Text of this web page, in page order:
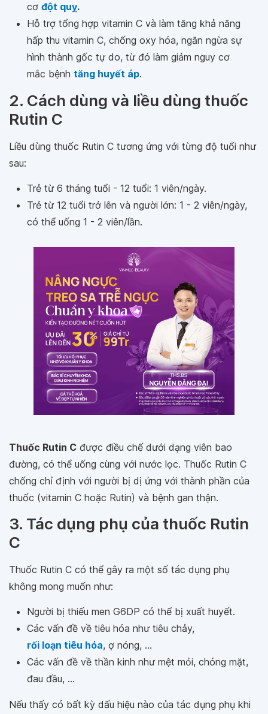
cơ đột quỵ.
Hỗ trợ tổng hợp vitamin C và làm tăng khả năng
hấp thu vitamin C, chống oxy hóa, ngăn ngừa sự
hình thành gốc tự do, từ đó làm giảm nguy cơ
mắc bệnh tăng huyết áp.
2. Cách dùng và liều dùng thuốc
Rutin C
Liều dùng thuốc Rutin C tương ứng với từng độ tuổi như
sau:
Trẻ từ 6 tháng tuổi - 12 tuổi: 1 viên/ngày.
Trẻ từ 12 tuổi trở lên và người lớn: 1 - 2 viên/ngày,
có thể uống 1 - 2 viên/lần.
Thuốc Rutin C được điều chế dưới dạng viên bao
đường, có thể uống cùng với nước lọc. Thuốc Rutin C
chống chỉ định với người bị dị ứng với thành phần của
thuốc (vitamin C hoặc Rutin) và bệnh gan thận.
3. Tác dụng phụ của thuốc Rutin
C
Thuốc Rutin C có thể gây ra một số tác dụng phụ
không mong muốn như:
Người bị thiếu men G6DP có thể bị xuất huyết.
Các vấn đề về tiêu hóa như tiêu chảy,
rối loạn tiêu hóa, ợ nóng, ...
Các vấn đề về thần kinh như mệt mỏi, chóng mặt,
đau đầu, ...
Nếu thấy có bất kỳ dấu hiệu nào của tác dụng phụ khi